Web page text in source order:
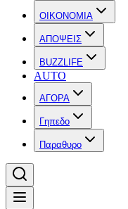
OIKONOMIA
ΑΠΟΨΕΙΣ
BUZZLIFE
AUTO
ΑΓΟΡΑ
Γηπεδο
Παραθυρο